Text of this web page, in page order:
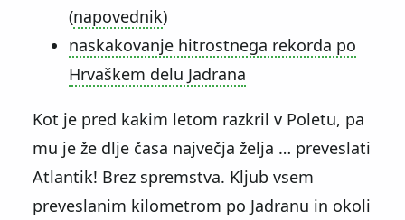
(napovednik)
naskakovanje hitrostnega rekorda po
Hrvaškem delu Jadrana
Kot je pred kakim letom razkril v Poletu, pa
mu je že dlje časa največja želja … preveslati
Atlantik! Brez spremstva. Kljub vsem
preveslanim kilometrom po Jadranu in okoli